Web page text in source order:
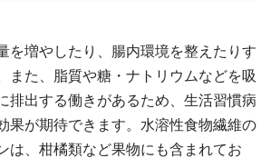
を増やしたり、腸内環境を整えたりす
また、脂質や糖・ナトリウムなどを吸
排出する働きがあるため、生活習慣病
果が期待できます。水溶性食物繊維の
は、柑橘類など果物にも含まれてお